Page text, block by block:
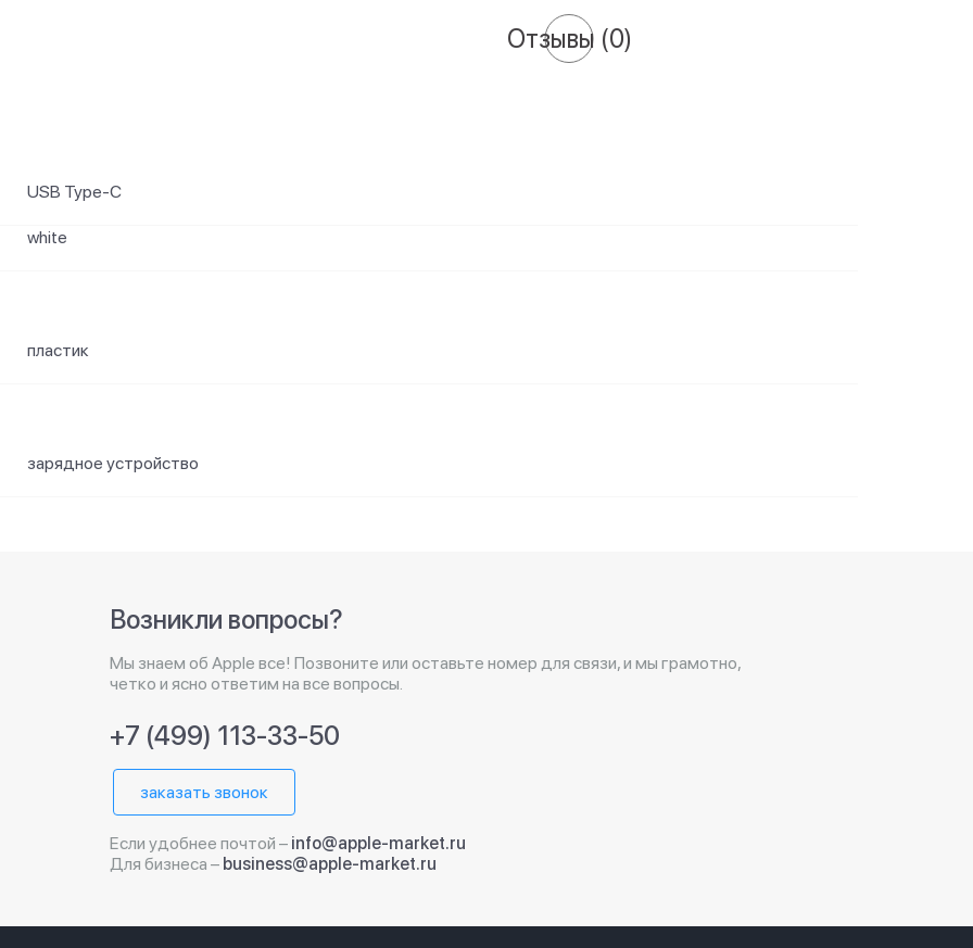
Отзывы (0)
USB Type-C
white
пластик
зарядное устройство
Возникли вопросы?
Мы знаем об Apple все! Позвоните или оставьте номер для связи, и мы грамотно,
четко и ясно ответим на все вопросы.
+7 (499) 113-33-50
заказать звонок
Если удобнее почтой – info@apple-market.ru
Для бизнеса – business@apple-market.ru